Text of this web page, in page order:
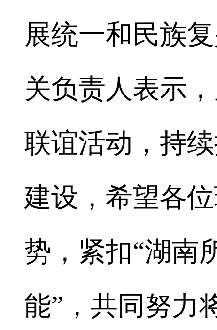
展统一和民族
关负责人表示
联谊活动，持
建设，希望各
势，紧扣“湖南
能”，共同努力